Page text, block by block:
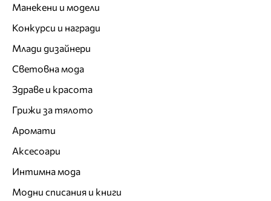
Манекени и модели
Конкурси и награди
Млади дизайнери
Световна мода
Здраве и красота
Грижи за тялото
Аромати
Аксесоари
Интимна мода
Модни списания и книги